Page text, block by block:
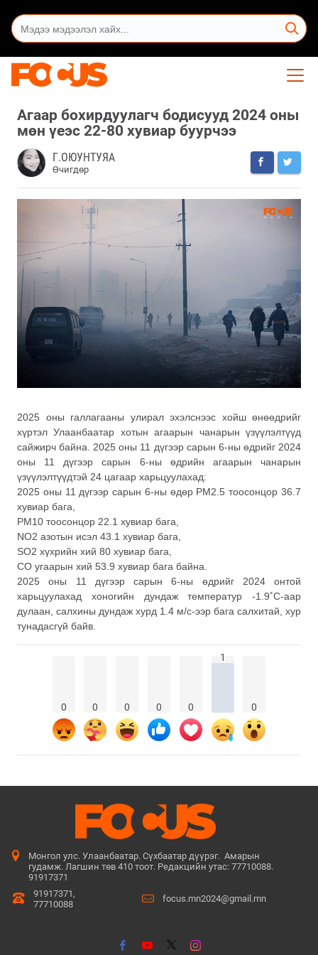
Агаар бохирдуулагч бодисууд 2024 оны
мөн үеэс 22-80 хувиар буурчээ
Г.ОЮУНТУЯА
Өчигдөр
2025 оны галлагааны улирал эхэлснээс хойш өнөөдрийг
хүртэл Улаанбаатар хотын агаарын чанарын үзүүлэлтүүд
сайжирч байна. 2025 оны 11 дүгээр сарын 6-ны өдрийг 2024
оны 11 дүгээр сарын 6-ны өдрийн агаарын чанарын
үзүүлэлтүүдтэй 24 цагаар харьцуулахад:
2025 оны 11 дүгээр сарын 6-ны өдөр PM2.5 тоосонцор 36.7
хувиар бага,
PM10 тоосонцор 22.1 хувиар бага,
NO2 азотын исэл 43.1 хувиар бага,
SO2 хүхрийн хий 80 хувиар бага,
CO угаарын хий 53.9 хувиар бага байна.
2025 оны 11 дүгээр сарын 6-ны өдрийг 2024 онтой
харьцуулахад хоногийн дундаж температур -1.9˚С-аар
дулаан, салхины дундаж хурд 1.4 м/с-ээр бага салхитай, хур
тунадасгүй байв.
0 0 0 0 0
1
0
Монгол улс. Улаанбаатар. Сүхбаатар дүүрэг. Амарын
гудамж. Лагшин төв 410 тоот. Редакцийн утас: 77710088.
91917371
91917371,
77710088
focus.mn2024@gmail.mn